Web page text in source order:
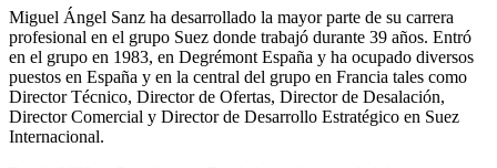
Miguel Ángel Sanz ha desarrollado la mayor parte de su carrera
profesional en el grupo Suez donde trabajó durante 39 años. Entró
en el grupo en 1983, en Degrémont España y ha ocupado diversos
puestos en España y en la central del grupo en Francia tales como
Director Técnico, Director de Ofertas, Director de Desalación,
Director Comercial y Director de Desarrollo Estratégico en Suez
Internacional.